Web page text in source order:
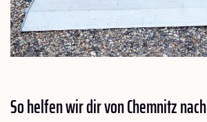
So helfen wir dir von Chemnitz nach